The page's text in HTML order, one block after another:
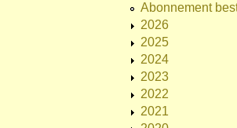
Abonnement
2026
2025
2024
2023
2022
2021